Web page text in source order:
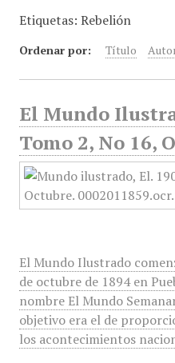
Etiquetas: Rebelión
Ordenar por: Título
El Mundo
Tomo 2, No 16,
El Mundo Ilustrado
de octubre de 1894 en
nombre El Mundo
objetivo era el de
los acontecimientos